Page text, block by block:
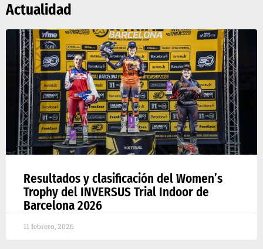
Actualidad
Resultados y clasificación del Women’s
Trophy del INVERSUS Trial Indoor de
Barcelona 2026
11 febrero, 2026